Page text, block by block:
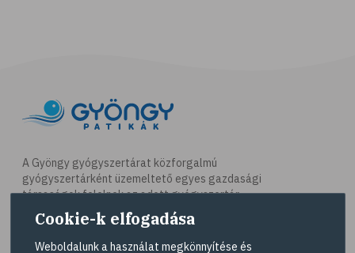
# célkitűzés
# étkezési napló
# hal
# egészséges táplálkozás
# omega-3
A Gyöngy gyógyszertárat közforgalmú
gyógyszertárként üzemeltető egyes gazdasági
társaságok felelnek az adott gyógyszertár
működésért. A Gyöngy gyógyszertárak listáját és
elérhetőségeit a Gyógyszertár kereső
tekintheti meg.
Cookie-k elfogadása
Weboldalunk a használat megkönnyítése és